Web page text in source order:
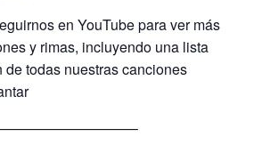
en YouTube para ver más
y rimas, incluyendo una lista
de todas nuestras canciones